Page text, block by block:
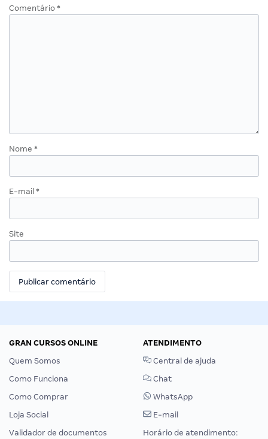
Comentário *
Nome *
E-mail *
Site
GRAN CURSOS ONLINE
Quem Somos
Como Funciona
Como Comprar
Loja Social
Validador de documentos
ATENDIMENTO
Central de ajuda
Chat
WhatsApp
E-mail
Horário de atendimento: